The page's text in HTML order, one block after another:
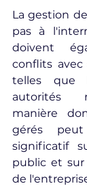
La gestion
pas à
doivent
conflits avec
telles que
autorités
manière
gérés
significatif
public et sur
de